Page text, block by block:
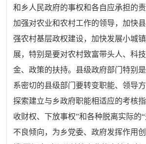
和乡人民政府的事权和各自应承担的
加强对农业和农村工作的领导，加快
强农村基层政权建设，加快发展小城
展，特别是要对农村致富带头人、科
金、政策的扶持。县级政府部门特别
系密切的县级部门要转变职能、领导方
探索建立与乡政府职能相适应的考核
收财权、下放事权”和各种脱离实际的
不良倾向，为乡党委、政府发挥作用